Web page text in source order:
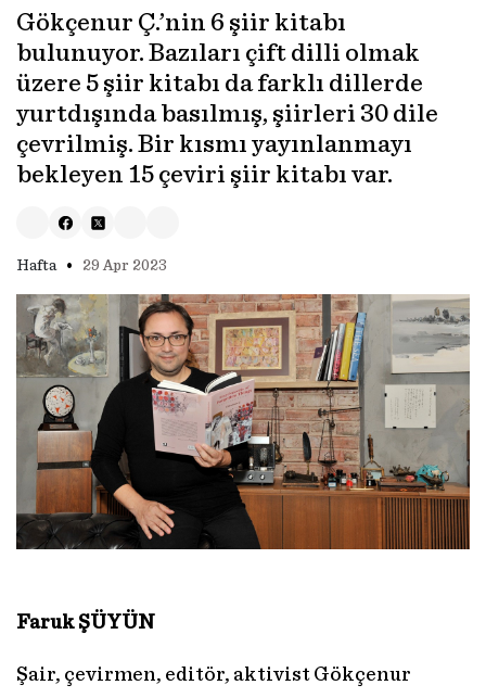
Gökçenur Ç.’nin 6 şiir kitabı
bulunuyor. Bazıları çift dilli olmak
üzere 5 şiir kitabı da farklı dillerde
yurtdışında basılmış, şiirleri 30 dile
çevrilmiş. Bir kısmı yayınlanmayı
bekleyen 15 çeviri şiir kitabı var.
Hafta • 29 Apr 2023
Faruk ŞÜYÜN
Şair, çevirmen, editör, aktivist Gökçenur